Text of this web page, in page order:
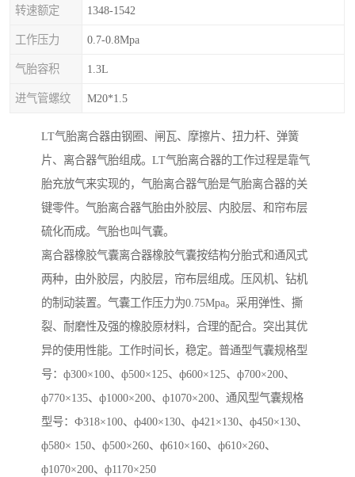
转速额定 1348-1542
工作压力 0.7-0.8Mpa
气胎容积 1.3L
进气管螺纹 M20*1.5
LT气胎离合器由钢圈、闸瓦、摩擦片、扭力杆、弹簧
片、离合器气胎组成。LT气胎离合器的工作过程是靠气
胎充放气来实现的，气胎离合器气胎是气胎离合器的关
键零件。气胎离合器气胎由外胶层、内胶层、和帘布层
硫化而成。气胎也叫气囊。
离合器橡胶气囊离合器橡胶气囊按结构分胎式和通风式
两种，由外胶层，内胶层，帘布层组成。压风机、钻机
的制动装置。气囊工作压力为0.75Mpa。采用弹性、撕
裂、耐磨性及强的橡胶原材料，合理的配合。突出其优
异的使用性能。工作时间长，稳定。普通型气囊规格型
号：ф300×100、ф500×125、ф600×125、ф700×200、
ф770×135、ф1000×200、ф1070×200、通风型气囊规格
型号：Ф318×100、ф400×130、ф421×130、ф450×130、
ф580× 150、ф500×260、ф610×160、ф610×260、
ф1070×200、ф1170×250